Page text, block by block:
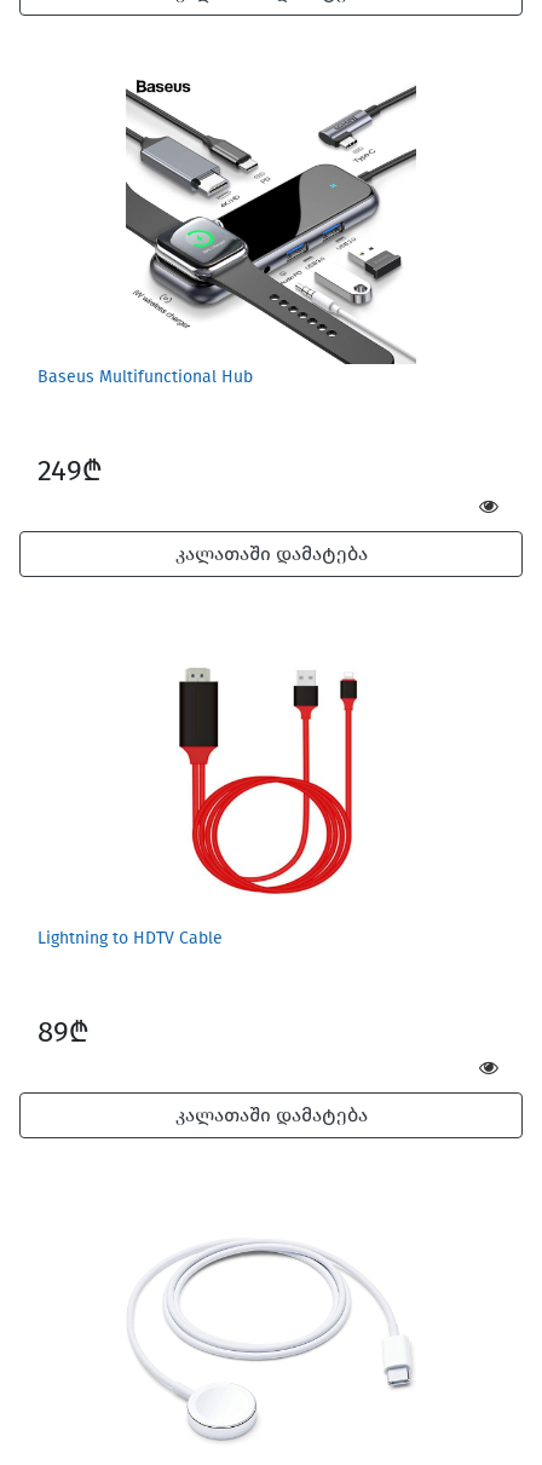
Baseus Multifunctional Hub
249₾
კალათაში დამატება
Lightning to HDTV Cable
89₾
კალათაში დამატება